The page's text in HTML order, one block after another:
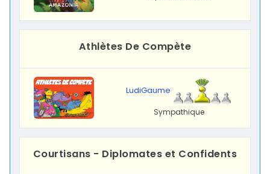
Athlètes De Compète
LudiGaume
Sympathique
Courtisans - Diplomates et Confidents